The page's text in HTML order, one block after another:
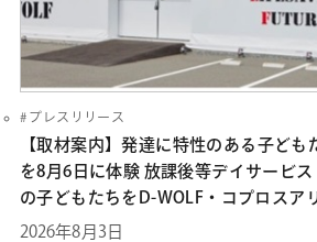
プレスリリース
【取材案内】発達に特性のある⼦ども
を8⽉6⽇に体験 放課後等デイサービス
の⼦どもたちをD-WOLF・コプロスア
のドローン技術に触れる機会を提供
2026年8月3日